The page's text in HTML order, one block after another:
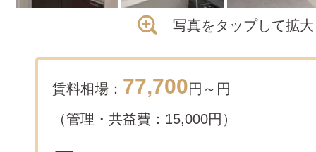
写真をタップして拡大
賃料相場： 77,700円～ 円
（管理・共益費：15,000円）